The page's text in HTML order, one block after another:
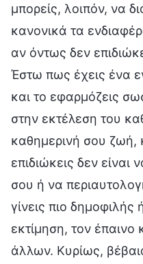
μπορείς, λοιπόν, να
κανονικά τα
αν όντως δεν
Έστω πως έχεις ένα
και το εφαρμόζεις
στην εκτέλεση του
καθημερινή σου ζωή,
επιδιώκεις δεν είναι
σου ή να
γίνεις πιο δημοφιλής
εκτίμηση, τον
άλλων. Κυρίως,